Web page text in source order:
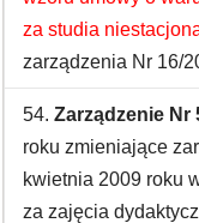
za studia
zarządzenia Nr 16/
54. Zarządzenie Nr
roku zmieniające
kwietnia 2009 roku
za zajęcia